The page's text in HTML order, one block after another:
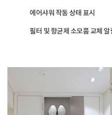
에어샤워 작동 상태 표시
필터 및 항균제 소모품 교체 알